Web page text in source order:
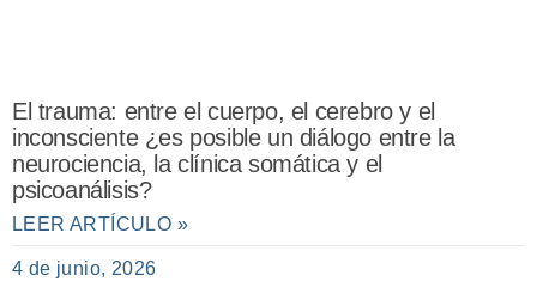
El trauma: entre el cuerpo, el cerebro y el
inconsciente ¿es posible un diálogo entre la
neurociencia, la clínica somática y el
psicoanálisis?
LEER ARTÍCULO »
4 de junio, 2026